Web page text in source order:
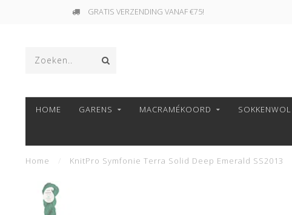
GRATIS VERZENDING VANAF €75!
HOME GARENS MACRAMÉKOORD SOKKENWOL
Home KnitPro Symfonie Terra Solid Deep Emerald SS2013